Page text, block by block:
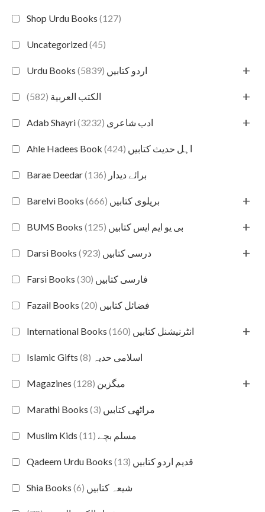
Shop Urdu Books (127)
Uncategorized(45)
Urdu Books اردو کتابیں (5839) +
الكتب العربية (582) +
Adab Shayri ادب شاعری (3232) +
Ahle Hadees Book اہل حدیث کتابیں (424)
Barae Deedar برائے دیدار (136)
Barelvi Books بریلوی کتابیں (666) +
BUMS Books بی یو ایم ایس کتابیں (125) +
Darsi Books درسی کتابیں (923) +
Farsi Books فارسی کتابیں (30)
Fazail Books فضائل کتابیں (20)
International Books انٹرنیشنل کتابیں (160) +
Islamic Gifts اسلامی حدیہ (8)
Magazines میگزین (128) +
Marathi Books مراٹھی کتابیں (3)
Muslim Kids مسلم بچے (11)
Qadeem Urdu Books قدیم اردو کتابیں (13)
Shia Books شیعہ کتابیں (6)